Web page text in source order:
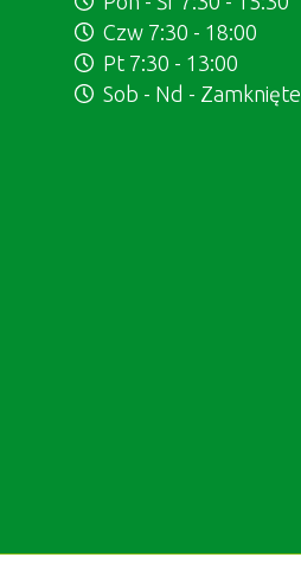
Czw 7:30 - 18:00
Pt 7:30 - 13:00
Sob - Nd - Zamknięte